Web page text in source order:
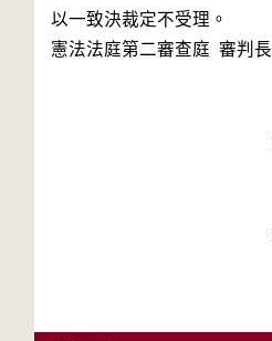
以一致決裁定不受理。
憲法法庭第二審查庭 審判長